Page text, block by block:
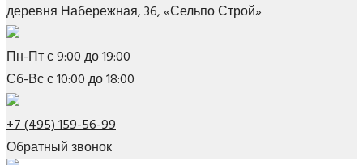
деревня Набережная, 36, «Сельпо Строй»
Пн-Пт с 9:00 до 19:00
Сб-Вс с 10:00 до 18:00
+7 (495) 159-56-99
Обратный звонок